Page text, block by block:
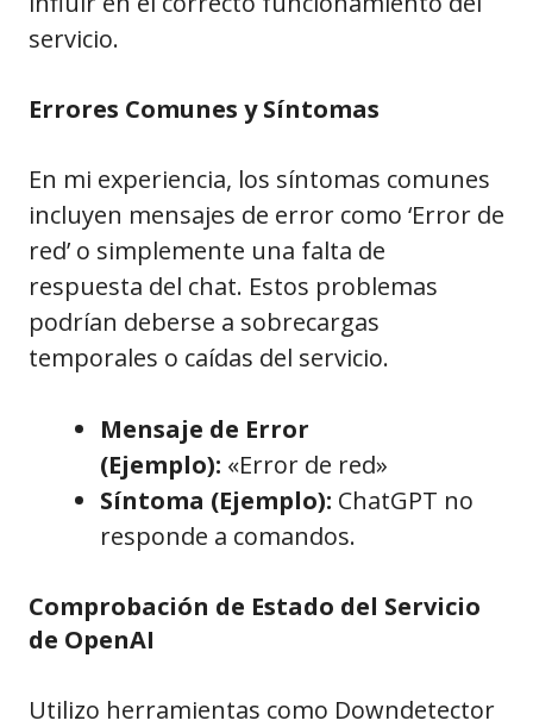
servicio.
Errores Comunes y Síntomas
En mi experiencia, los síntomas comunes
incluyen mensajes de error como ‘Error de
red’ o simplemente una falta de
respuesta del chat. Estos problemas
podrían deberse a sobrecargas
temporales o caídas del servicio.
Mensaje de Error
(Ejemplo): «Error de red»
Síntoma (Ejemplo): ChatGPT no
responde a comandos.
Comprobación de Estado del Servicio
de OpenAI
Utilizo herramientas como Downdetector